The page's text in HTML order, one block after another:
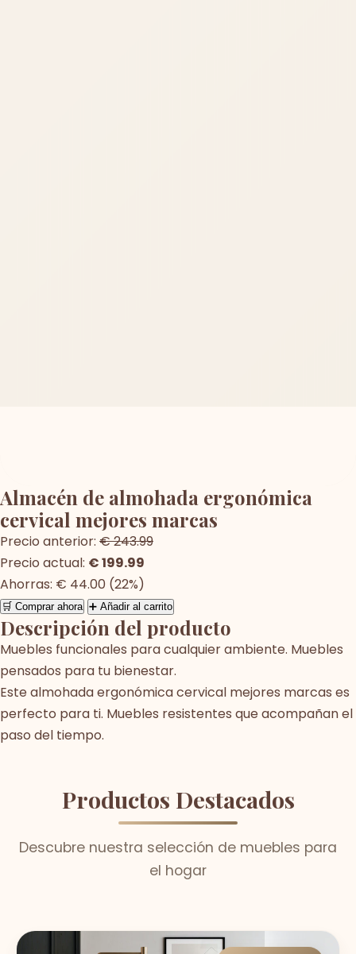
Almacén de almohada ergonómica
cervical mejores marcas
Precio anterior: € 243.99
Precio actual: € 199.99
Ahorras: € 44.00 (22%)
🛒 Comprar ahora ➕ Añadir al carrito
Descripción del producto
Muebles funcionales para cualquier ambiente. Muebles
pensados para tu bienestar.
Este almohada ergonómica cervical mejores marcas es
perfecto para ti. Muebles resistentes que acompañan el
paso del tiempo.
Productos Destacados
Descubre nuestra selección de muebles para
el hogar